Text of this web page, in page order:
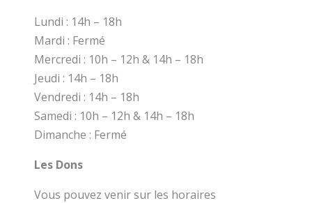
Lundi : 14h – 18h
Mardi : Fermé
Mercredi : 10h – 12h & 14h – 18h
Jeudi : 14h – 18h
Vendredi : 14h – 18h
Samedi : 10h – 12h & 14h – 18h
Dimanche : Fermé
Les Dons
Vous pouvez venir sur les horaires